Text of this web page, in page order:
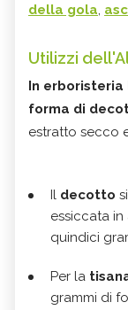
della gola,
Utilizzi
In
forma di
estratto secco
Il decotto
essiccata
quindici
Per la
grammi di